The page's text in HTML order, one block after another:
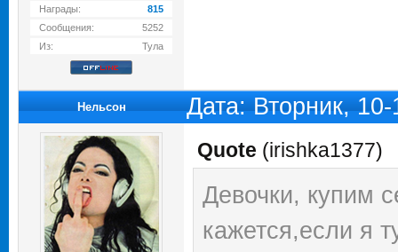
Награды:
815
Сообщения:
5252
Из:
Тула
Нельсон Дата: Вторник,
Quote (irishka1377)
Девочки, купим
кажется,если я